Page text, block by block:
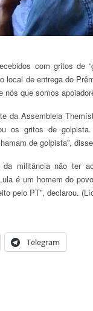
com gritos de
local de entrega do
que somos
da Assembleia
os gritos de
de golpista”,
militância não ter
é um homem do
pelo PT”, declarou.
Telegram